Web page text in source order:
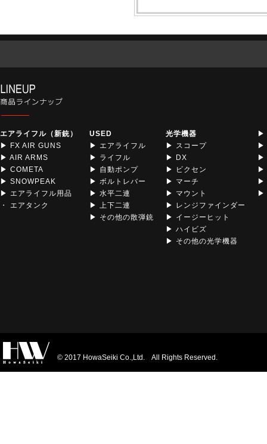
エアライフル（新銃）
▶ FX AIR GUNS
▶ AIR ARMS
▶ COMETA
▶ SNOWPEAK
▶ エアライフル用品
・ エアタンク
USED
▶ エアライフル
▶ ライフル
▶ 自動ポンプ
▶ ボルトレバー
▶ 水平二連
▶ 上下二連
▶ その他の散弾銃
光学機器
▶ スコープ
▶ DX
▶ ビクセン
▶ マーチ
▶ マウント
▶ レンジファインダー
▶ イージーヒット
▶ ハイビズ
▶ その他の光学機器
▶
▶
▶
▶
▶
▶
© 2017 HowaSeiki Co.,Ltd. All Rights Reserved.